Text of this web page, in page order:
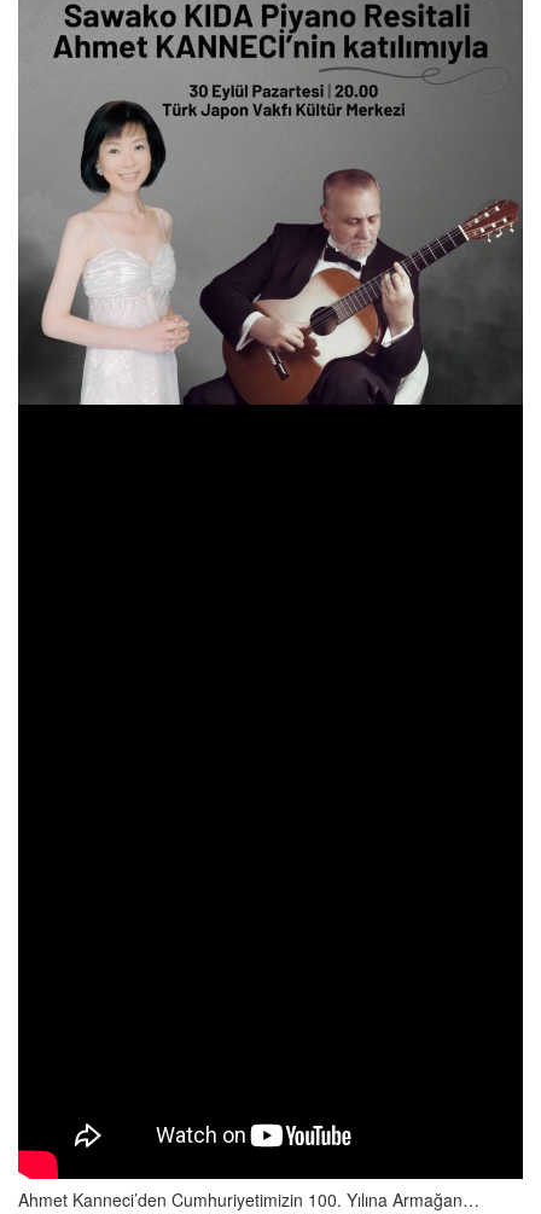
Ahmet Kanneci’den Cumhuriyetimizin 100. Yılına Armağan…